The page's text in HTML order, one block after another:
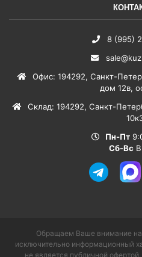
8 (995)
Офис: 194292, Санкт-
дом 12в,
Склад: 194292, Санкт-
Пн-Пт
Сб-Вс
Обращаем Ваше внимание на
исключительно информационный
не является публичной